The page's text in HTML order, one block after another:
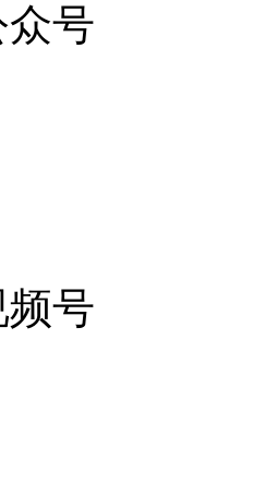
号
号